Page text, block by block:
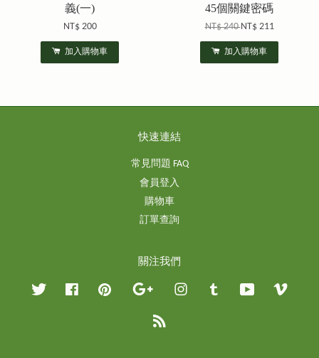
義(一)
NT$ 200
加入購物車
45個關鍵密碼
NT$ 240NT$ 211
加入購物車
快速連結
常見問題 FAQ
會員登入
購物車
訂單查詢
關注我們
Twitter Facebook Pinterest Google InstagramTumblr YouTube